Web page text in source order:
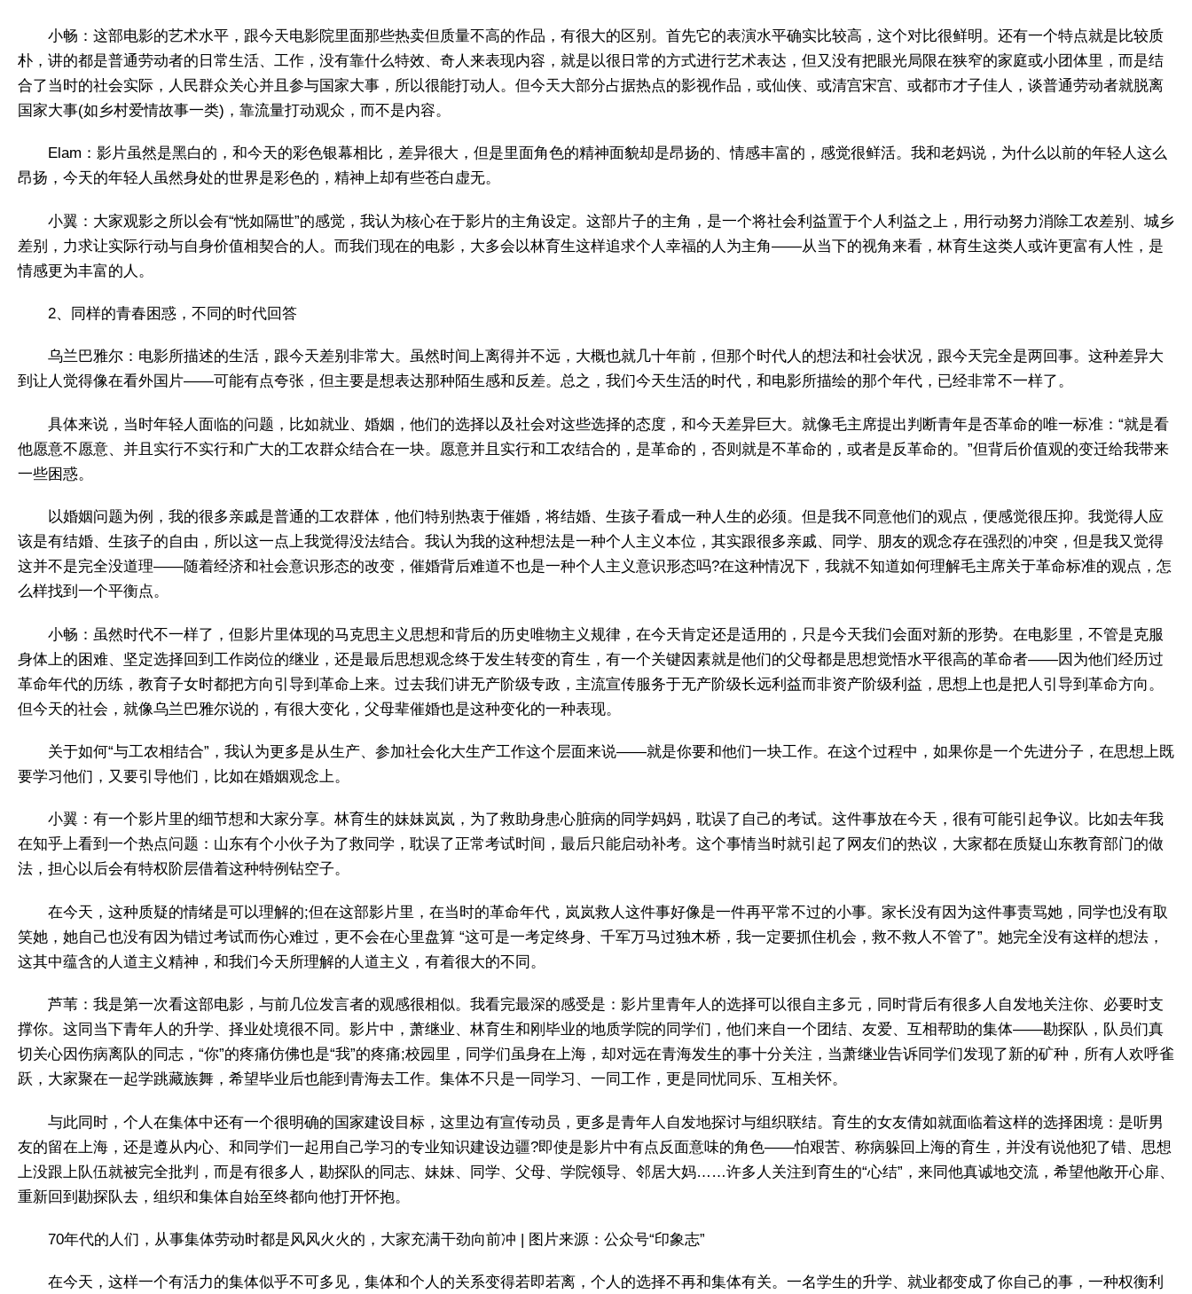
小畅：这部电影的艺术水平，跟今天电影院里面那些热卖但质量不高的作品，有很大的区别。首先它的表演水平确实比较高，这个对比很鲜明。还有一个特点就是比较质
朴，讲的都是普通劳动者的日常生活、工作，没有靠什么特效、奇人来表现内容，就是以很日常的方式进行艺术表达，但又没有把眼光局限在狭窄的家庭或小团体里，而是结
合了当时的社会实际，人民群众关心并且参与国家大事，所以很能打动人。但今天大部分占据热点的影视作品，或仙侠、或清宫宋宫、或都市才子佳人，谈普通劳动者就脱离
国家大事(如乡村爱情故事一类)，靠流量打动观众，而不是内容。
Elam：影片虽然是黑白的，和今天的彩色银幕相比，差异很大，但是里面角色的精神面貌却是昂扬的、情感丰富的，感觉很鲜活。我和老妈说，为什么以前的年轻人这么
昂扬，今天的年轻人虽然身处的世界是彩色的，精神上却有些苍白虚无。
小翼：大家观影之所以会有“恍如隔世”的感觉，我认为核心在于影片的主角设定。这部片子的主角，是一个将社会利益置于个人利益之上，用行动努力消除工农差别、城乡
差别，力求让实际行动与自身价值相契合的人。而我们现在的电影，大多会以林育生这样追求个人幸福的人为主角——从当下的视角来看，林育生这类人或许更富有人性，是
情感更为丰富的人。
2、同样的青春困惑，不同的时代回答
乌兰巴雅尔：电影所描述的生活，跟今天差别非常大。虽然时间上离得并不远，大概也就几十年前，但那个时代人的想法和社会状况，跟今天完全是两回事。这种差异大
到让人觉得像在看外国片——可能有点夸张，但主要是想表达那种陌生感和反差。总之，我们今天生活的时代，和电影所描绘的那个年代，已经非常不一样了。
具体来说，当时年轻人面临的问题，比如就业、婚姻，他们的选择以及社会对这些选择的态度，和今天差异巨大。就像毛主席提出判断青年是否革命的唯一标准：“就是看
他愿意不愿意、并且实行不实行和广大的工农群众结合在一块。愿意并且实行和工农结合的，是革命的，否则就是不革命的，或者是反革命的。”但背后价值观的变迁给我带来
一些困惑。
以婚姻问题为例，我的很多亲戚是普通的工农群体，他们特别热衷于催婚，将结婚、生孩子看成一种人生的必须。但是我不同意他们的观点，便感觉很压抑。我觉得人应
该是有结婚、生孩子的自由，所以这一点上我觉得没法结合。我认为我的这种想法是一种个人主义本位，其实跟很多亲戚、同学、朋友的观念存在强烈的冲突，但是我又觉得
这并不是完全没道理——随着经济和社会意识形态的改变，催婚背后难道不也是一种个人主义意识形态吗?在这种情况下，我就不知道如何理解毛主席关于革命标准的观点，怎
么样找到一个平衡点。
小畅：虽然时代不一样了，但影片里体现的马克思主义思想和背后的历史唯物主义规律，在今天肯定还是适用的，只是今天我们会面对新的形势。在电影里，不管是克服
身体上的困难、坚定选择回到工作岗位的继业，还是最后思想观念终于发生转变的育生，有一个关键因素就是他们的父母都是思想觉悟水平很高的革命者——因为他们经历过
革命年代的历练，教育子女时都把方向引导到革命上来。过去我们讲无产阶级专政，主流宣传服务于无产阶级长远利益而非资产阶级利益，思想上也是把人引导到革命方向。
但今天的社会，就像乌兰巴雅尔说的，有很大变化，父母辈催婚也是这种变化的一种表现。
关于如何“与工农相结合”，我认为更多是从生产、参加社会化大生产工作这个层面来说——就是你要和他们一块工作。在这个过程中，如果你是一个先进分子，在思想上既
要学习他们，又要引导他们，比如在婚姻观念上。
小翼：有一个影片里的细节想和大家分享。林育生的妹妹岚岚，为了救助身患心脏病的同学妈妈，耽误了自己的考试。这件事放在今天，很有可能引起争议。比如去年我
在知乎上看到一个热点问题：山东有个小伙子为了救同学，耽误了正常考试时间，最后只能启动补考。这个事情当时就引起了网友们的热议，大家都在质疑山东教育部门的做
法，担心以后会有特权阶层借着这种特例钻空子。
在今天，这种质疑的情绪是可以理解的;但在这部影片里，在当时的革命年代，岚岚救人这件事好像是一件再平常不过的小事。家长没有因为这件事责骂她，同学也没有取
笑她，她自己也没有因为错过考试而伤心难过，更不会在心里盘算 “这可是一考定终身、千军万马过独木桥，我一定要抓住机会，救不救人不管了”。她完全没有这样的想法，
这其中蕴含的人道主义精神，和我们今天所理解的人道主义，有着很大的不同。
芦苇：我是第一次看这部电影，与前几位发言者的观感很相似。我看完最深的感受是：影片里青年人的选择可以很自主多元，同时背后有很多人自发地关注你、必要时支
撑你。这同当下青年人的升学、择业处境很不同。影片中，萧继业、林育生和刚毕业的地质学院的同学们，他们来自一个团结、友爱、互相帮助的集体——勘探队，队员们真
切关心因伤病离队的同志，“你”的疼痛仿佛也是“我”的疼痛;校园里，同学们虽身在上海，却对远在青海发生的事十分关注，当萧继业告诉同学们发现了新的矿种，所有人欢呼雀
跃，大家聚在一起学跳藏族舞，希望毕业后也能到青海去工作。集体不只是一同学习、一同工作，更是同忧同乐、互相关怀。
与此同时，个人在集体中还有一个很明确的国家建设目标，这里边有宣传动员，更多是青年人自发地探讨与组织联结。育生的女友倩如就面临着这样的选择困境：是听男
友的留在上海，还是遵从内心、和同学们一起用自己学习的专业知识建设边疆?即使是影片中有点反面意味的角色——怕艰苦、称病躲回上海的育生，并没有说他犯了错、思想
上没跟上队伍就被完全批判，而是有很多人，勘探队的同志、妹妹、同学、父母、学院领导、邻居大妈……许多人关注到育生的“心结”，来同他真诚地交流，希望他敞开心扉、
重新回到勘探队去，组织和集体自始至终都向他打开怀抱。
70年代的人们，从事集体劳动时都是风风火火的，大家充满干劲向前冲 | 图片来源：公众号“印象志”
在今天，这样一个有活力的集体似乎不可多见，集体和个人的关系变得若即若离，个人的选择不再和集体有关。一名学生的升学、就业都变成了你自己的事，一种权衡利